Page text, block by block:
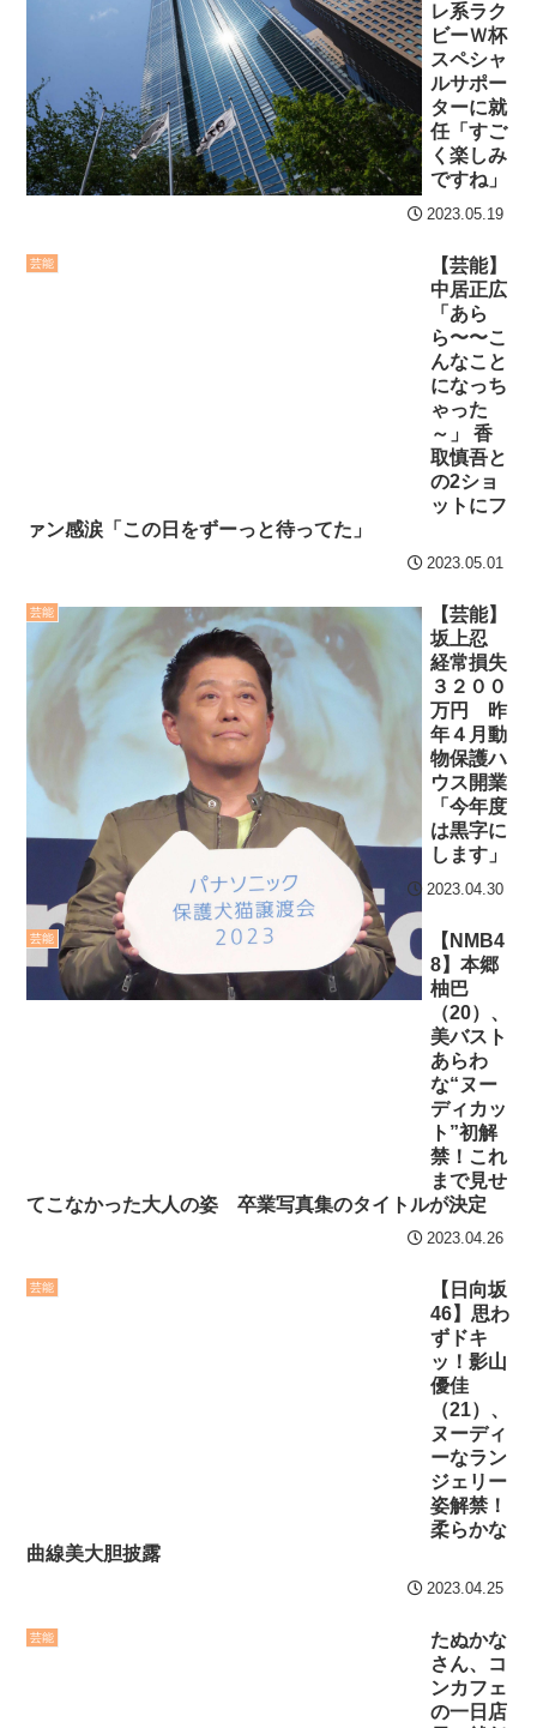
レ系ラク
ビーＷ杯
スペシャ
ルサポー
ターに就
任「すご
く楽しみ
ですね」
2023.05.19
芸能
【芸能】
中居正広
「あら
ら〜〜こ
んなこと
になっち
ゃった
～」 香
取慎吾と
の2ショ
ットにフ
ァン感涙「この日をずーっと待ってた」
2023.05.01
芸能
【芸能】
坂上忍
経常損失
３２００
万円 昨
年４月動
物保護ハ
ウス開業
「今年度
は黒字に
します」
2023.04.30
芸能
【NMB4
8】本郷
柚巴
（20）、
美バスト
あらわ
な“ヌー
ディカッ
ト”初解
禁！これ
まで見せ
てこなかった大人の姿 卒業写真集のタイトルが決定
2023.04.26
芸能
【日向坂
46】思わ
ずドキ
ッ！影山
優佳
（21）、
ヌーディ
ーなラン
ジェリー
姿解禁！
柔らかな
曲線美大胆披露
2023.04.25
芸能
たぬかな
さん、コ
ンカフェ
の一日店